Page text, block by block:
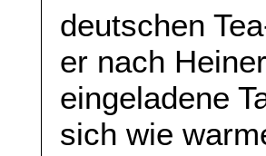
deutschen
er nach
eingeladene
sich wie